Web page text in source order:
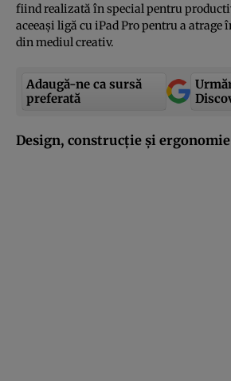
fiind realizată în special pentru
aceeaşi ligă cu iPad Pro pentru a
din mediul creativ.
Adaugă-ne ca sursă
preferată
Design, construcţie şi ergonomie